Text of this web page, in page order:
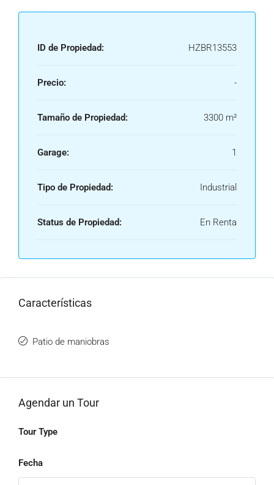
ID de Propiedad: HZBR13553
Precio: -
Tamaño de Propiedad: 3300 m²
Garage: 1
Tipo de Propiedad: Industrial
Status de Propiedad: En Renta
Características
Patio de maniobras
Agendar un Tour
Tour Type
Fecha